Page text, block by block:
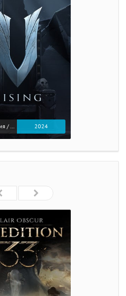
Приключения / Экшен 2024